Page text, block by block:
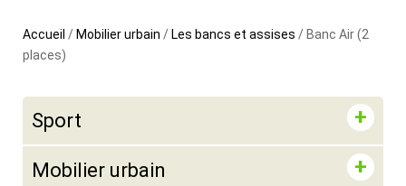
Accueil / Mobilier urbain / Les bancs et assises / Banc Air (2
places)
Sport
Mobilier urbain